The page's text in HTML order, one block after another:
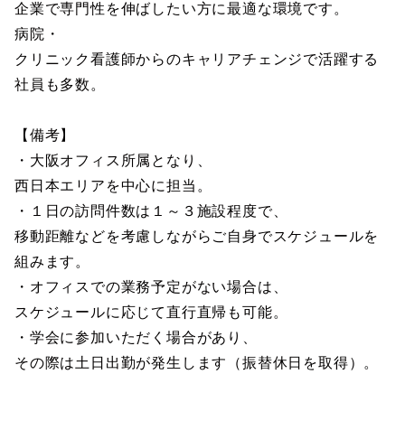
企業で専門性を伸ばしたい方に最適な環境です。
病院・
クリニック看護師からのキャリアチェンジで活躍する
社員も多数。
【備考】
・大阪オフィス所属となり、
西日本エリアを中心に担当。
・１日の訪問件数は１～３施設程度で、
移動距離などを考慮しながらご自身でスケジュールを
組みます。
・オフィスでの業務予定がない場合は、
スケジュールに応じて直行直帰も可能。
・学会に参加いただく場合があり、
その際は土日出勤が発生します（振替休日を取得）。